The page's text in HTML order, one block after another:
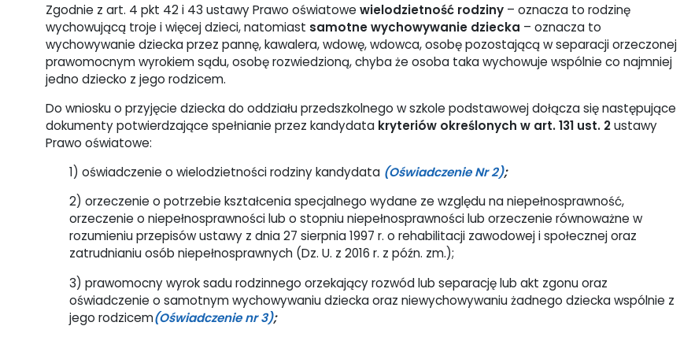
Zgodnie z art. 4 pkt 42 i 43 ustawy Prawo oświatowewielodzietność rodziny – oznacza to rodzinę
wychowującą troje i więcej dzieci, natomiast samotne wychowywanie dziecka – oznacza to
wychowywanie dziecka przez pannę, kawalera, wdowę, wdowca, osobę pozostającą w separacji orzeczonej
prawomocnym wyrokiem sądu, osobę rozwiedzioną, chyba że osoba taka wychowuje wspólnie co najmniej
jedno dziecko z jego rodzicem.
Do wniosku o przyjęcie dziecka do oddziału przedszkolnego w szkole podstawowej dołącza się następujące
dokumenty potwierdzające spełnianie przez kandydata kryteriów określonych w art. 131 ust. 2 ustawy
Prawo oświatowe:
1) oświadczenie o wielodzietności rodziny kandydata (Oświadczenie Nr 2);
2) orzeczenie o potrzebie kształcenia specjalnego wydane ze względu na niepełnosprawność,
orzeczenie o niepełnosprawności lub o stopniu niepełnosprawności lub orzeczenie równoważne w
rozumieniu przepisów ustawy z dnia 27 sierpnia 1997 r. o rehabilitacji zawodowej i społecznej oraz
zatrudnianiu osób niepełnosprawnych (Dz. U. z 2016 r. z późn. zm.);
3) prawomocny wyrok sadu rodzinnego orzekający rozwód lub separację lub akt zgonu oraz
oświadczenie o samotnym wychowywaniu dziecka oraz niewychowywaniu żadnego dziecka wspólnie z
jego rodzicem(Oświadczenie nr 3);